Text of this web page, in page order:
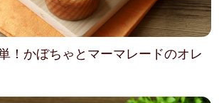
！かぼちゃとマーマレードのオレ